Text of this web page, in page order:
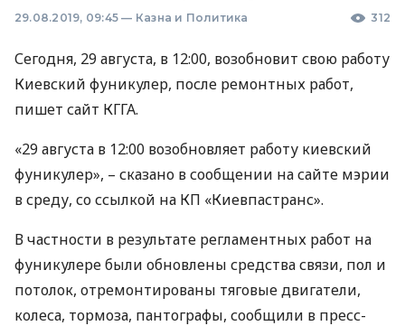
29.08.2019, 09:45 — Казна и Политика 312
Сегодня, 29 августа, в 12:00, возобновит свою работу
Киевский фуникулер, после ремонтных работ,
пишет сайт КГГА.
«29 августа в 12:00 возобновляет работу киевский
фуникулер», – сказано в сообщении на сайте мэрии
в среду, со ссылкой на КП «Киевпастранс».
В частности в результате регламентных работ на
фуникулере были обновлены средства связи, пол и
потолок, отремонтированы тяговые двигатели,
колеса, тормоза, пантографы, сообщили в пресс-